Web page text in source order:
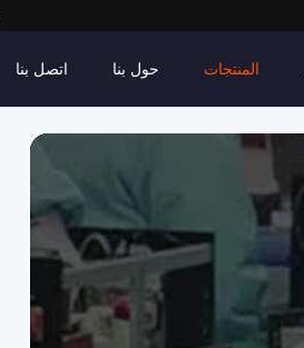
المنتجات حول بنا اتصل بنا